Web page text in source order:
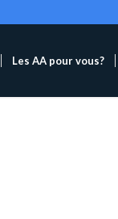
Les AA pour vous?